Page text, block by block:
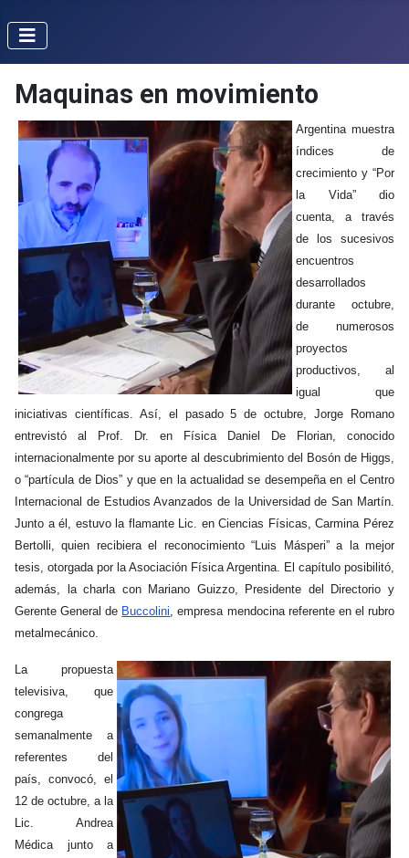
Maquinas en movimiento
Argentina muestra
índices de
crecimiento y “Por
la Vida” dio
cuenta, a través
de los sucesivos
encuentros
desarrollados
durante octubre,
de numerosos
proyectos
productivos, al
igual que
iniciativas científicas. Así, el pasado 5 de octubre, Jorge Romano
entrevistó al Prof. Dr. en Física Daniel De Florian, conocido
internacionalmente por su aporte al descubrimiento del Bosón de Higgs,
o “partícula de Dios” y que en la actualidad se desempeña en el Centro
Internacional de Estudios Avanzados de la Universidad de San Martín.
Junto a él, estuvo la flamante Lic. en Ciencias Físicas, Carmina Pérez
Bertolli, quien recibiera el reconocimiento “Luis Másperi” a la mejor
tesis, otorgada por la Asociación Física Argentina. El capítulo posibilitó,
además, la charla con Mariano Guizzo, Presidente del Directorio y
Gerente General de Buccolini, empresa mendocina referente en el rubro
metalmecánico.
La propuesta
televisiva, que
congrega
semanalmente a
referentes del
país, convocó, el
12 de octubre, a la
Lic. Andrea
Médica junto a